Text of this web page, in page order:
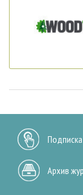
Подписка
Архив